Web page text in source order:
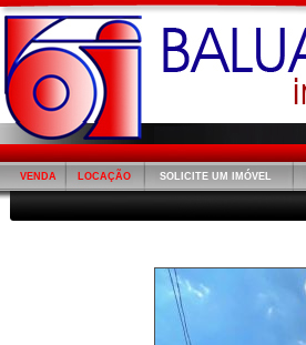
VENDA LOCAÇÃO SOLICITE UM IMÓVEL